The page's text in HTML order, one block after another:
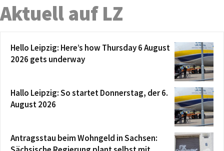
Aktuell auf LZ
Hello Leipzig: Here’s how Thursday 6 August
2026 gets underway
Hallo Leipzig: So startet Donnerstag, der 6.
August 2026
Antragsstau beim Wohngeld in Sachsen: